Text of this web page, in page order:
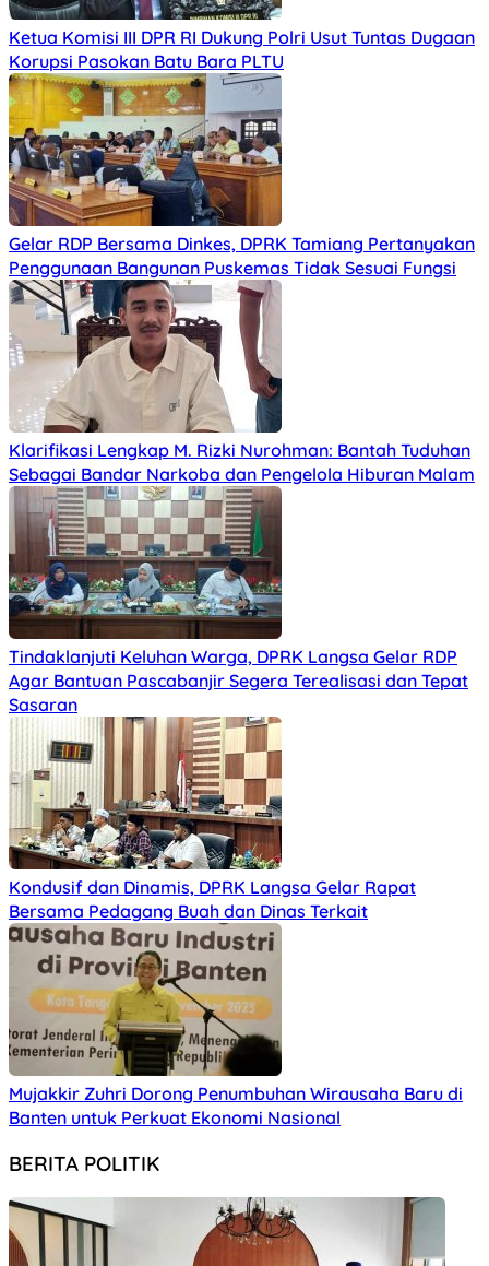
Ketua Komisi III DPR RI Dukung Polri Usut Tuntas Dugaan
Korupsi Pasokan Batu Bara PLTU
Gelar RDP Bersama Dinkes, DPRK Tamiang Pertanyakan
Penggunaan Bangunan Puskemas Tidak Sesuai Fungsi
Klarifikasi Lengkap M. Rizki Nurohman: Bantah Tuduhan
Sebagai Bandar Narkoba dan Pengelola Hiburan Malam
Tindaklanjuti Keluhan Warga, DPRK Langsa Gelar RDP
Agar Bantuan Pascabanjir Segera Terealisasi dan Tepat
Sasaran
Kondusif dan Dinamis, DPRK Langsa Gelar Rapat
Bersama Pedagang Buah dan Dinas Terkait
Mujakkir Zuhri Dorong Penumbuhan Wirausaha Baru di
Banten untuk Perkuat Ekonomi Nasional
BERITA POLITIK